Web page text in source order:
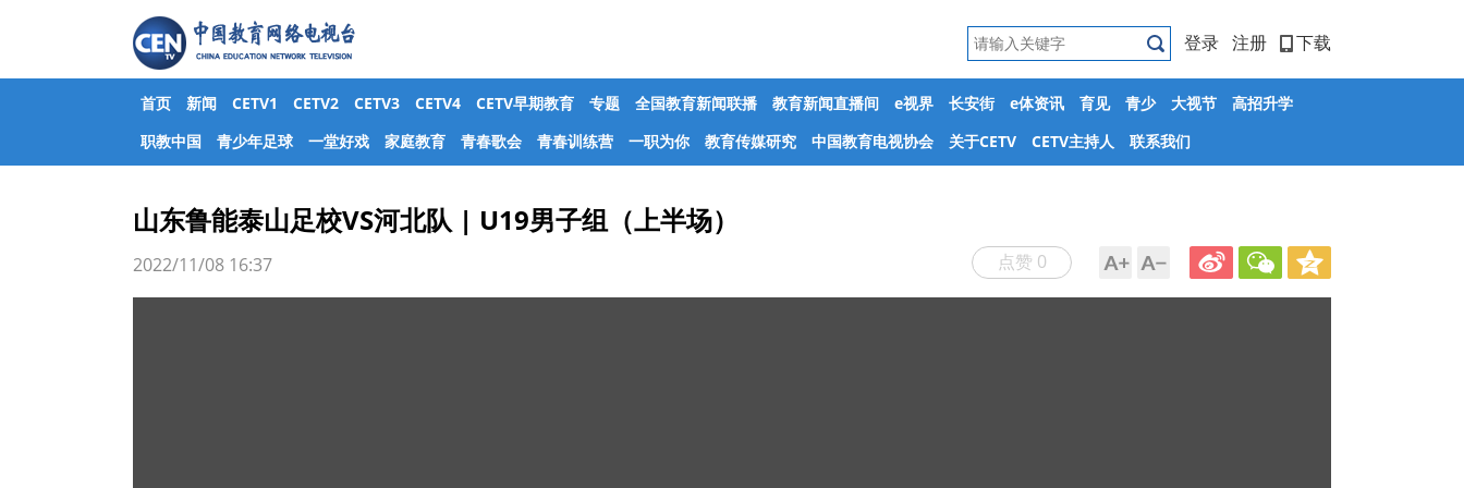
登录 注册 下载
首页 新闻 CETV1 CETV2 CETV3 CETV4 CETV早期教育 专题 全国教育新闻联播 教育新闻直播间 e视界 长安街 e体资讯 育见 青少 大视节
高招升学
职教中国
青少年足球 一堂好戏 家庭教育 青春歌会 青春训练营 一职为你 教育传媒研究 中国教育电视协会 关于CETV CETV主持人 联系我们
山东鲁能泰山足校VS河北队 | U19男子组（上半场）
点赞 0
2022/11/08 16:37